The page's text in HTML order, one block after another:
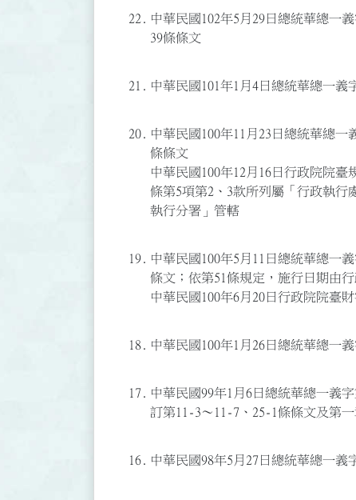
22.
中華民國102年5月29日總統華總一
39條條文
21. 中華民國101年1月4日總統華總一義
20.
中華民國100年11月23日總統華總一
條條文
中華民國100年12月16日行政院院臺
條第5項第2、3款所列屬「行政執行
執行分署」管轄
19.
中華民國100年5月11日總統華總一
條文；依第51條規定，施行日期由
中華民國100年6月20日行政院院臺
18. 中華民國100年1月26日總統華總一
17.
中華民國99年1月6日總統華總一義
訂第11-3～11-7、25-1條條文及第
16. 中華民國98年5月27日總統華總一義